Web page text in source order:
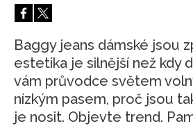
HOME
Baggy jeans dámské jsou
estetika je silnější než kdy
vám průvodce světem
nízkým pasem, proč jsou
je nosit. Objevte trend.